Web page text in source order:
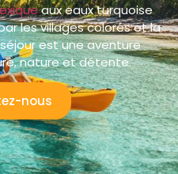
aux eaux turquoise
les villages colorés et la
est une aventure
nature et détente.
nous